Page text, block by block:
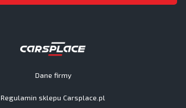
Dane firmy
Regulamin sklepu Carsplace.pl